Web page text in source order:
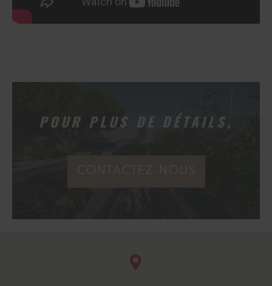
POUR PLUS DE DÉTAILS,